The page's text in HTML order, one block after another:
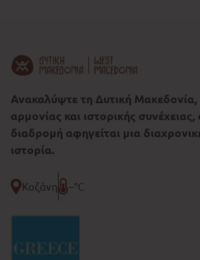
Ανακαλύψτε τη Δυτική
αρμονίας και ιστορικής
διαδρομή αφηγείται μια
ιστορία.
Κοζάνη --°C